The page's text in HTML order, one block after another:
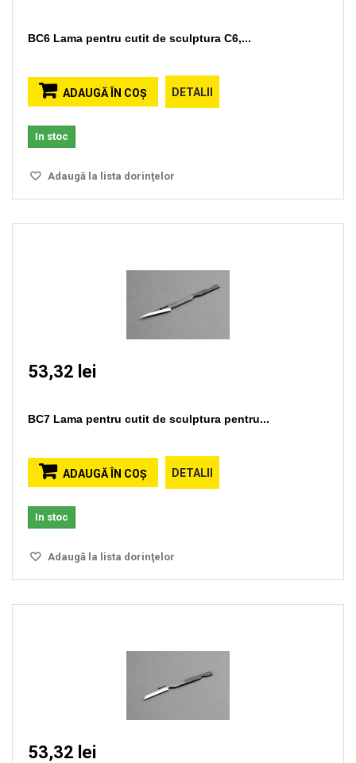
BC6 Lama pentru cutit de sculptura C6,...
ADAUGĂ ÎN COŞ DETALII
In stoc
Adaugă la lista dorinţelor
53,32 lei
BC7 Lama pentru cutit de sculptura pentru...
ADAUGĂ ÎN COŞ DETALII
In stoc
Adaugă la lista dorinţelor
53,32 lei